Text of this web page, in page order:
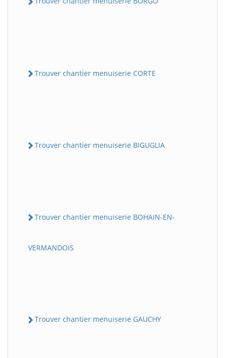
Trouver chantier menuiserie CORTE
Trouver chantier menuiserie BIGUGLIA
Trouver chantier menuiserie BOHAIN-EN-
VERMANDOIS
Trouver chantier menuiserie GAUCHY